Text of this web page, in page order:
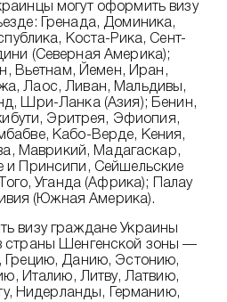
могут оформить визу
Гренада, Доминика,
Коста-Рика, Сент-
(Северная Америка);
Вьетнам, Йемен, Иран,
Лаос, Ливан, Мальдивы,
Шри-Ланка (Азия); Бенин,
Эритрея, Эфиопия,
Кабо-Верде, Кения,
Маврикий, Мадагаскар,
и Принсипи, Сейшельские
Уганда (Африка); Палау
(Южная Америка).
визу граждане Украины
страны Шенгенской зоны —
Грецию, Данию, Эстонию,
Италию, Литву, Латвию,
Нидерланды, Германию,